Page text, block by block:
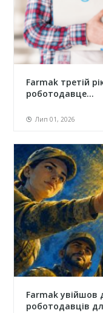
Farmak третій
роботодавце...
Лип 01, 2026
Farmak
роботодавців